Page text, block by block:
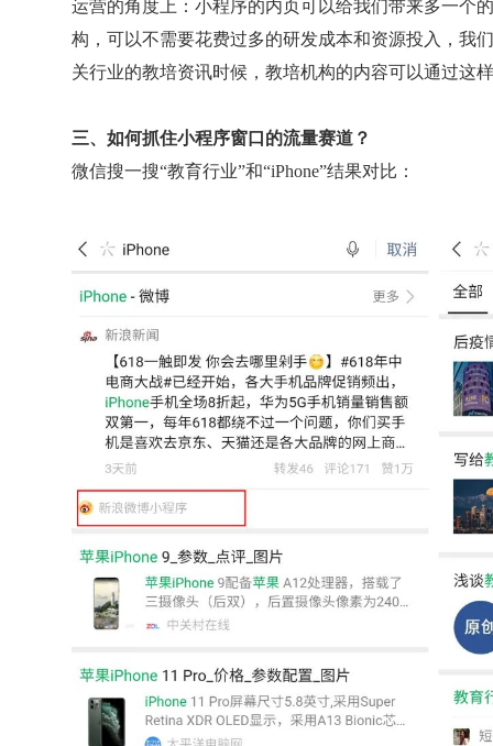
运营的角度上：小程序的内页可以给我们带来多一个
构，可以不需要花费过多的研发成本和资源投入，我
关行业的教培资讯时候，教培机构的内容可以通过这
三、如何抓住小程序窗口的流量赛道？
微信搜一搜“教育行业”和“iPhone”结果对比：